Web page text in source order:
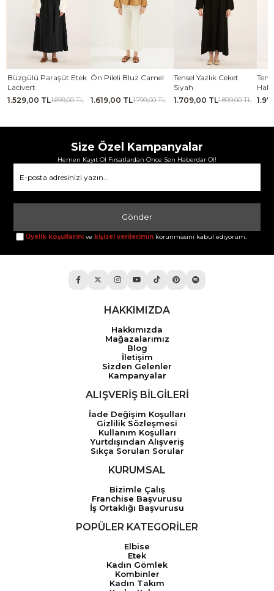
Büzgülü Paraşüt Etek
Lacivert
1.529,00 TL1.699,00 TL
Ön Pileli Bluz Camel
1.619,00 TL1.799,00 TL
Tensel Yazlık Ceket
Siyah
1.709,00 TL1.899,00 TL
Haki
Size Özel Kampanyalar
Hemen Kayıt Ol Fırsatlardan Önce Sen Haberdar Ol!
Gönder
Üyelik koşullarını ve kişisel verilerimin korunmasını kabul ediyorum.
HAKKIMIZDA
Hakkımızda
Mağazalarımız
Blog
İletişim
Sizden Gelenler
Kampanyalar
ALIŞVERİŞ BİLGİLERİ
İade Değişim Koşulları
Gizlilik Sözleşmesi
Kullanım Koşulları
Yurtdışından Alışveriş
Sıkça Sorulan Sorular
KURUMSAL
Bizimle Çalış
Franchise Başvurusu
İş Ortaklığı Başvurusu
POPÜLER KATEGORİLER
Elbise
Etek
Kadın Gömlek
Kombinler
Kadın Takım